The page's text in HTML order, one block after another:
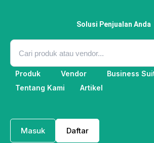
Solusi Penjualan Anda
Produk Vendor
Business
Tentang Kami
Artikel
Masuk Daftar